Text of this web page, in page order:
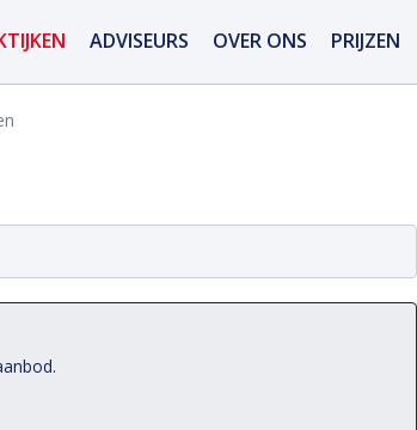
ADVISEURS OVER ONS PRIJZEN